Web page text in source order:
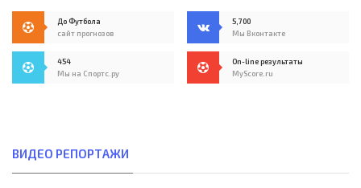
До Футбола
сайт прогнозов
5,700
Мы Вконтакте
454
Мы на Спортс.ру
On-line результаты
MyScore.ru
ВИДЕО РЕПОРТАЖИ